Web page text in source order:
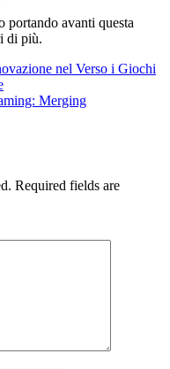
portando avanti questa
di più.
nel Verso i Giochi
Merging
Required fields are